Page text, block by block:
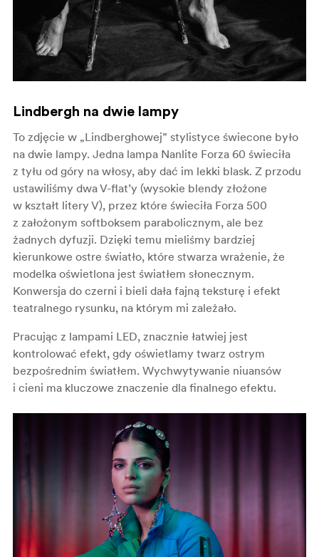
Lindbergh na dwie lampy
To zdjęcie w „Lindberghowej” stylistyce świecone było
na dwie lampy. Jedna lampa Nanlite Forza 60 świeciła
z tyłu od góry na włosy, aby dać im lekki blask. Z przodu
ustawiliśmy dwa V-flat’y (wysokie blendy złożone
w kształt litery V), przez które świeciła Forza 500
z założonym softboksem parabolicznym, ale bez
żadnych dyfuzji. Dzięki temu mieliśmy bardziej
kierunkowe ostre światło, które stwarza wrażenie, że
modelka oświetlona jest światłem słonecznym.
Konwersja do czerni i bieli dała fajną teksturę i efekt
teatralnego rysunku, na którym mi zależało.
Pracując z lampami LED, znacznie łatwiej jest
kontrolować efekt, gdy oświetlamy twarz ostrym
bezpośrednim światłem. Wychwytywanie niuansów
i cieni ma kluczowe znaczenie dla finalnego efektu.